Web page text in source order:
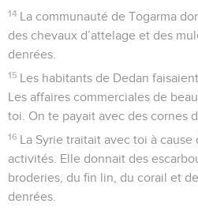
14 La communauté de Togarma
des chevaux d’attelage et des
denrées.
15 Les habitants de Dedan
Les affaires commerciales de
toi. On te payait avec des cornes
16 La Syrie traitait avec toi à
activités. Elle donnait des
broderies, du fin lin, du corail et
denrées.